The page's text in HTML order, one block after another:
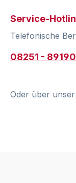
Service-
Telefonische
08251 -
Oder über unser